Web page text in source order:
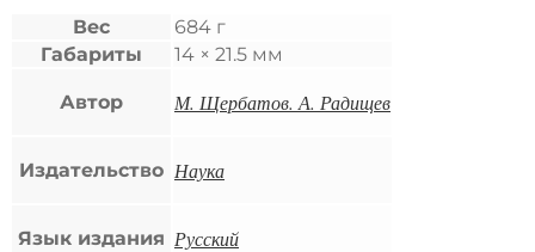
Вес
684 г
Габариты
14 × 21.5 мм
Автор М. Щербатов. А. Радищев
Издательство Наука
Язык издания Русский